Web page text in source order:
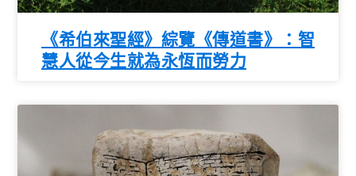
《希伯來聖經》綜覽《傳道書》：智
慧人從今生就為永恆而勞力